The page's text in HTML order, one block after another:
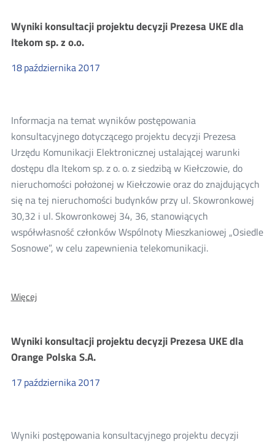
decyzji
dla
Orange
S.A.
Wyniki konsultacji projektu decyzji Prezesa UKE dla
Itekom sp. z o.o.
18października2017
Informacja na temat wyników postępowania
konsultacyjnego dotyczącego projektu decyzji Prezesa
Urzędu Komunikacji Elektronicznej ustalającej warunki
dostępu dla Itekom sp. z o. o. z siedzibą w Kiełczowie, do
nieruchomości położonej w Kiełczowie oraz do znajdujących
się na tej nieruchomości budynków przy ul. Skowronkowej
30,32 i ul. Skowronkowej 34, 36, stanowiących
współwłasność członków Wspólnoty Mieszkaniowej „Osiedle
Sosnowe”, w celu zapewnienia telekomunikacji.
WięcejO:
decyzji
Prezesa
UKE
Itekom
Wyniki konsultacji projektu decyzji Prezesa UKE dla
Orange Polska S.A.
17 października2017
Wyniki postępowania konsultacyjnego projektu decyzji